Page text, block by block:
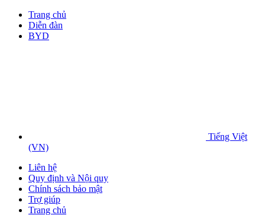
Trang chủ
Diễn đàn
BYD
Tiếng Việt
(VN)
Liên hệ
Quy định và Nội quy
Chính sách bảo mật
Trợ giúp
Trang chủ